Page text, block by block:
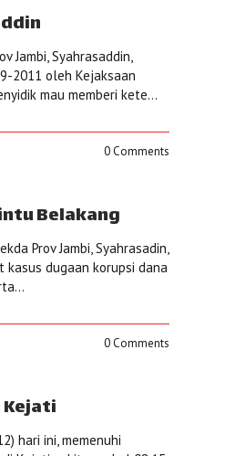
Jambi, Syahrasaddin,
2011 oleh Kejaksaan
mau memberi kete...
0 Comments
Belakang
Prov Jambi, Syahrasadin,
kasus dugaan korupsi dana
0 Comments
Kejati
hari ini, memenuhi